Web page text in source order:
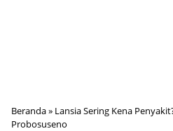
Beranda» Lansia Sering Kena
Probosuseno